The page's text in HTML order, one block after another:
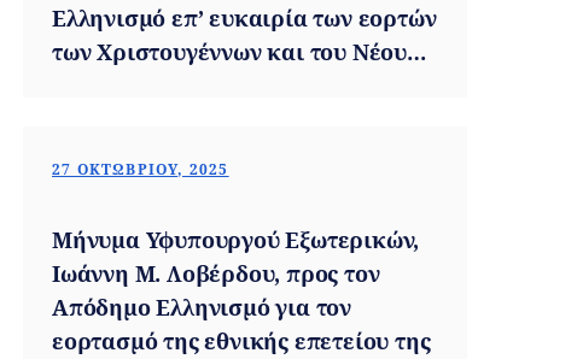
Ελληνισμό επ’ ευκαιρία των εορτών
των Χριστουγέννων και του Νέου
27 ΟΚΤΩΒΡΊΟΥ, 2025
Μήνυμα Υφυπουργού Εξωτερικών,
Iωάννη Μ. Λοβέρδου, προς τον
Απόδημο Ελληνισμό για τον
εορτασμό της εθνικής επετείου της